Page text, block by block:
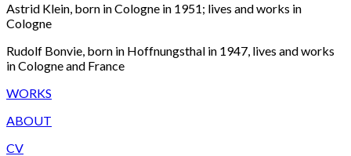
Astrid Klein, born in Cologne in 1951; lives and works in
Cologne
Rudolf Bonvie, born in Hoffnungsthal in 1947, lives and works
in Cologne and France
WORKS
ABOUT
CV